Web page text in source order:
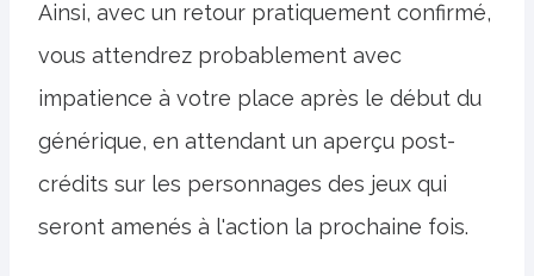
Ainsi, avec un retour pratiquement confirmé,
vous attendrez probablement avec
impatience à votre place après le début du
générique, en attendant un aperçu post-
crédits sur les personnages des jeux qui
seront amenés à l'action la prochaine fois.